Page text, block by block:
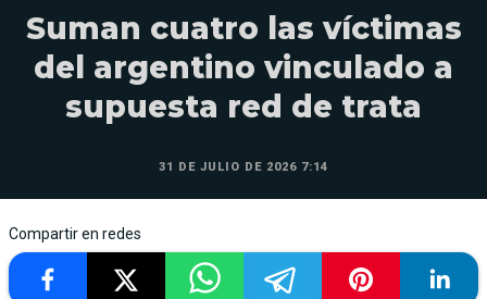
Suman cuatro las víctimas
del argentino vinculado a
supuesta red de trata
31 DE JULIO DE 2026 7:14
Compartir en redes